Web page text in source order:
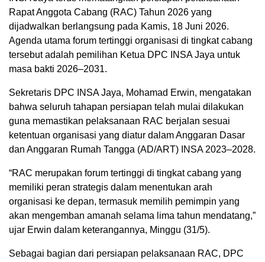
Rapat Anggota Cabang (RAC) Tahun 2026 yang
dijadwalkan berlangsung pada Kamis, 18 Juni 2026.
Agenda utama forum tertinggi organisasi di tingkat cabang
tersebut adalah pemilihan Ketua DPC INSA Jaya untuk
masa bakti 2026–2031.
Sekretaris DPC INSA Jaya, Mohamad Erwin, mengatakan
bahwa seluruh tahapan persiapan telah mulai dilakukan
guna memastikan pelaksanaan RAC berjalan sesuai
ketentuan organisasi yang diatur dalam Anggaran Dasar
dan Anggaran Rumah Tangga (AD/ART) INSA 2023–2028.
“RAC merupakan forum tertinggi di tingkat cabang yang
memiliki peran strategis dalam menentukan arah
organisasi ke depan, termasuk memilih pemimpin yang
akan mengemban amanah selama lima tahun mendatang,”
ujar Erwin dalam keterangannya, Minggu (31/5).
Sebagai bagian dari persiapan pelaksanaan RAC, DPC